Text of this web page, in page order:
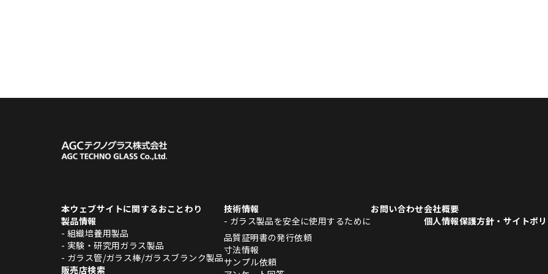
本ウェブサイトに関するおことわり
製品情報
- 組織培養用製品
- 実験・研究用ガラス製品
- ガラス管/ガラス棒/ガラスブランク製品
販売店検索
技術情報
- ガラス製品を安全に使用するために
品質証明書の発行依頼
寸法情報
サンプル依頼
お問い合わせ会社概要
個人情報保護方針・サイトポ